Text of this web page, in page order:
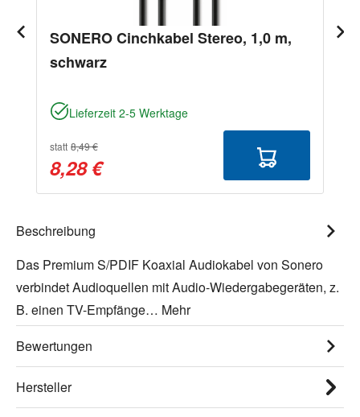
SONERO Cinchkabel Stereo, 1,0 m,
schwarz
Lieferzeit 2-5 Werktage
statt 8,49 €
8,28 €
Beschreibung
Das Premium S/PDIF Koaxial Audiokabel von Sonero
verbindet Audioquellen mit Audio-Wiedergabegeräten, z.
B. einen TV-Empfänge… Mehr
Bewertungen
Hersteller